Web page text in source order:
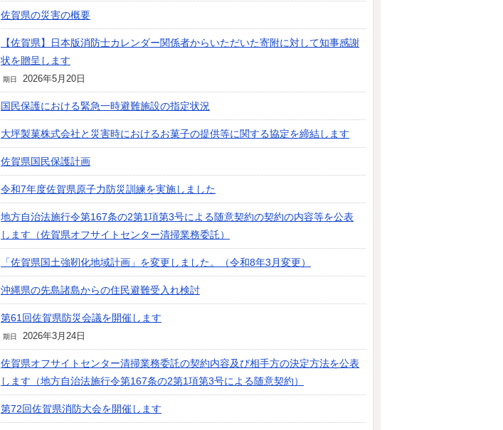
佐賀県の災害の概要
【佐賀県】日本版消防士カレンダー関係者からいただいた寄附に対して知事感謝
状を贈呈します
期日 2026年5月20日
国民保護における緊急一時避難施設の指定状況
大坪製菓株式会社と災害時におけるお菓子の提供等に関する協定を締結します
佐賀県国民保護計画
令和7年度佐賀県原子力防災訓練を実施しました
地方自治法施行令第167条の2第1項第3号による随意契約の契約の内容等を公表
します（佐賀県オフサイトセンター清掃業務委託）
「佐賀県国土強靭化地域計画」を変更しました。（令和8年3月変更）
沖縄県の先島諸島からの住民避難受入れ検討
第61回佐賀県防災会議を開催します
期日 2026年3月24日
佐賀県オフサイトセンター清掃業務委託の契約内容及び相手方の決定方法を公表
します（地方自治法施行令第167条の2第1項第3号による随意契約）
第72回佐賀県消防大会を開催します